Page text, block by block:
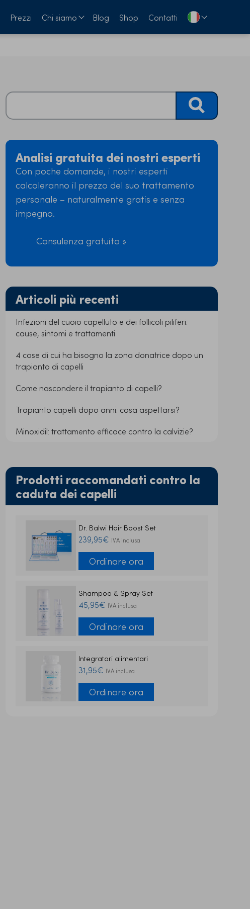
Prezzi Chi siamo Blog Shop Contatti
Analisi gratuita dei nostri esperti
Con poche domande, i nostri esperti
calcoleranno il prezzo del suo trattamento
personale – naturalmente gratis e senza
impegno.
Consulenza gratuita »
Articoli più recenti
Infezioni del cuoio capelluto e dei follicoli piliferi:
cause, sintomi e trattamenti
4 cose di cui ha bisogno la zona donatrice dopo un
trapianto di capelli
Come nascondere il trapianto di capelli?
Trapianto capelli dopo anni: cosa aspettarsi?
Minoxidil: trattamento efficace contro la calvizie?
Prodotti raccomandati contro la
caduta dei capelli
Dr. Balwi Hair Boost Set
239,95€ IVA inclusa
Ordinare ora
Shampoo & Spray Set
45,95€ IVA inclusa
Ordinare ora
Integratori alimentari
31,95€ IVA inclusa
Ordinare ora